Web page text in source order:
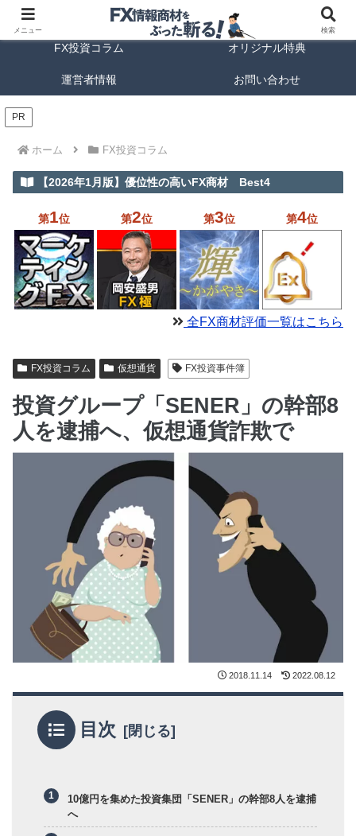
FX商材ランキング FX手法解説
FX投資コラム オリジナル特典
運営者情報 お問い合わせ
PR
ホーム FX投資コラム
【2026年1月版】優位性の高いFX商材 Best4
第1位 第2位 第3位 第4位
全FX商材評価一覧はこちら
FX投資コラム 仮想通貨 FX投資事件簿
投資グループ「SENER」の幹部8
人を逮捕へ、仮想通貨詐欺で
2018.11.14 2022.08.12
目次
10億円を集めた投資集団「SENER」の幹部8人を逮捕
へ
メニュー 検索